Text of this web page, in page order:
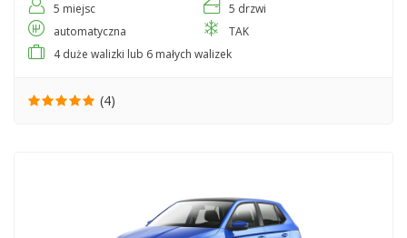
5 miejsc
5 drzwi
automatyczna
TAK
4 duże walizki lub 6 małych walizek
(4)